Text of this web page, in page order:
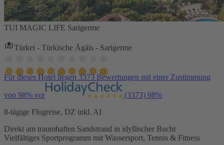
TUI MAGIC LIFE Sarigerme
Türkei - Türkische Ägäis - Sarigerme
Für dieses Hotel liegen 3373 Bewertungen mit einer Zustimmung
von 98% vor (3373) 98%
8-tägige Flugreise, DZ inkl. AI
Direkt am traumhaften Sandstrand in idyllischer Bucht
Vielfältiges Sportprogramm mit Wassersport, Tennis & Fitness